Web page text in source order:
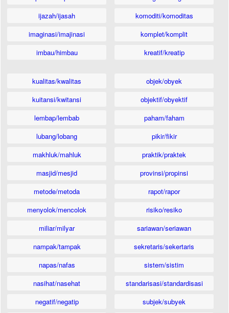
ijazah/ijasah
imaginasi/imajinasi
imbau/himbau
komoditi/komoditas
komplet/komplit
kreatif/kreatip
kualitas/kwalitas
kuitansi/kwitansi
lembap/lembab
lubang/lobang
makhluk/mahluk
masjid/mesjid
metode/metoda
menyolok/mencolok
miliar/milyar
nampak/tampak
napas/nafas
nasihat/nasehat
negatif/negatip
objek/obyek
objektif/obyektif
paham/faham
pikir/fikir
praktik/praktek
provinsi/propinsi
rapot/rapor
risiko/resiko
sariawan/seriawan
sekretaris/sekertaris
sistem/sistim
standarisasi/standardisasi
subjek/subyek